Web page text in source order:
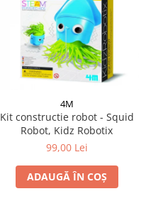
4M
Kit constructie robot - Squid
Robot, Kidz Robotix
99,00 Lei
ADAUGĂ ÎN COȘ